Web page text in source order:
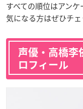
すべての順位はアンケ
気になる方はぜひチェ
声優・高橋李
ロフィール